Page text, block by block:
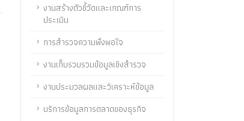
งานสร้างตัวชี้วัดและเกณฑ์การ
ประเมิน
การสำรวจความพึงพอใจ
งานเก็บรวบรวมข้อมูลเชิงสำรวจ
งานประมวลผลและวิเคราะห์ข้อมูล
บริการข้อมูลการตลาดของธุรกิจ